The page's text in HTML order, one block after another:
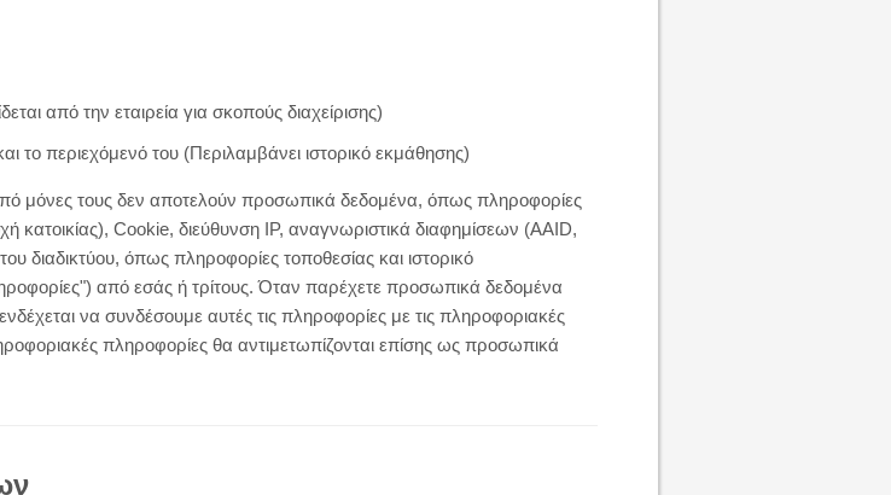
από την εταιρεία για σκοπούς διαχείρισης)
το περιεχόμενό του (Περιλαμβάνει ιστορικό εκμάθησης)
μόνες τους δεν αποτελούν προσωπικά δεδομένα, όπως πληροφορίες
κατοικίας), Cookie, διεύθυνση IP, αναγνωριστικά διαφημίσεων (AAID,
διαδικτύου, όπως πληροφορίες τοποθεσίας και ιστορικό
από εσάς ή τρίτους. Όταν παρέχετε προσωπικά δεδομένα
να συνδέσουμε αυτές τις πληροφορίες με τις πληροφοριακές
πληροφορίες θα αντιμετωπίζονται επίσης ως προσωπικά